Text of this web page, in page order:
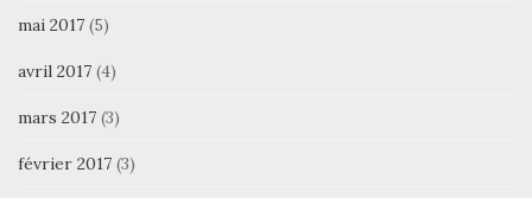
mai 2017 (5)
avril 2017 (4)
mars 2017 (3)
février 2017 (3)